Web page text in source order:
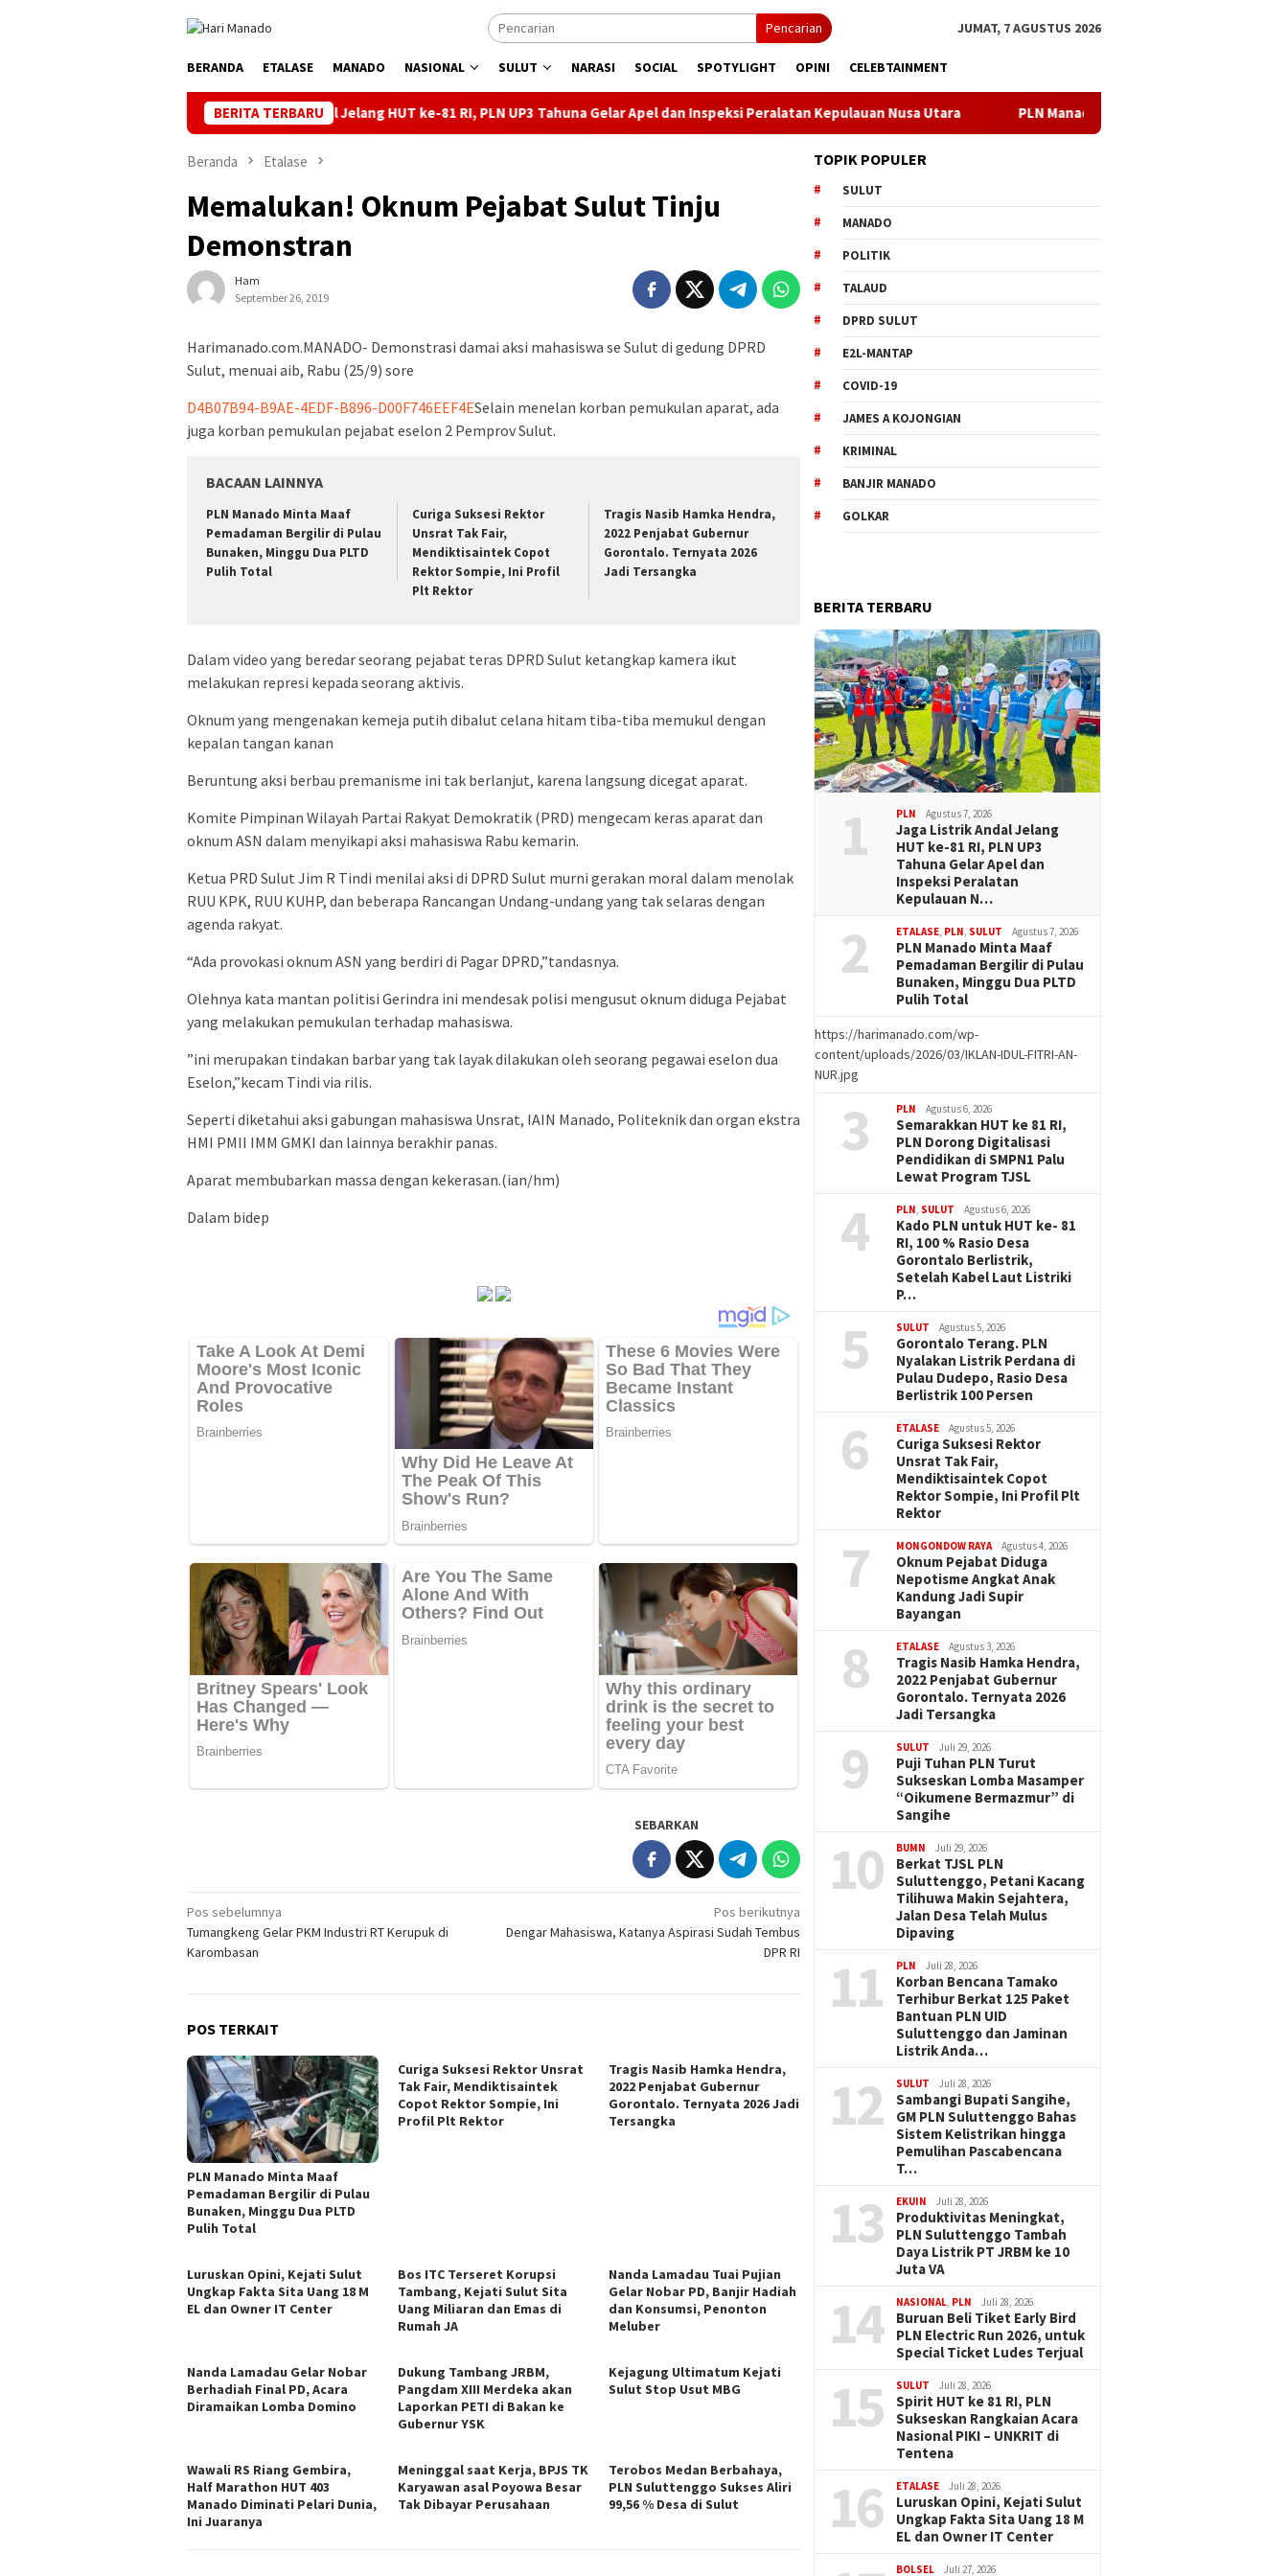
Pencarian JUMAT, 7 AGUSTUS 2026
BERANDA ETALASE MANADO NASIONAL SULUT NARASI SOCIAL SPOTYLIGHT OPINI CELEBTAINMENT
BERITA TERBARU
Jaga Listrik Andal Jelang HUT ke-81 RI, PLN UP3 Tahuna Gelar Apel dan Inspeksi Peralatan Kepulauan Nusa Utara PLN Manado Minta Maaf Pemadaman Bergilir di Pulau
Beranda Etalase
Memalukan! Oknum Pejabat Sulut Tinju
Demonstran
Ham
September 26, 2019
Harimanado.com.MANADO- Demonstrasi damai aksi mahasiswa se Sulut di gedung DPRD
Sulut, menuai aib, Rabu (25/9) sore
D4B07B94-B9AE-4EDF-B896-D00F746EEF4ESelain menelan korban pemukulan aparat, ada
juga korban pemukulan pejabat eselon 2 Pemprov Sulut.
BACAAN LAINNYA
PLN Manado Minta Maaf
Pemadaman Bergilir di Pulau
Bunaken, Minggu Dua PLTD
Pulih Total
Curiga Suksesi Rektor
Unsrat Tak Fair,
Mendiktisaintek Copot
Rektor Sompie, Ini Profil
Plt Rektor
Tragis Nasib Hamka Hendra,
2022 Penjabat Gubernur
Gorontalo. Ternyata 2026
Jadi Tersangka
Dalam video yang beredar seorang pejabat teras DPRD Sulut ketangkap kamera ikut
melakukan represi kepada seorang aktivis.
Oknum yang mengenakan kemeja putih dibalut celana hitam tiba-tiba memukul dengan
kepalan tangan kanan
Beruntung aksi berbau premanisme ini tak berlanjut, karena langsung dicegat aparat.
Komite Pimpinan Wilayah Partai Rakyat Demokratik (PRD) mengecam keras aparat dan
oknum ASN dalam menyikapi aksi mahasiswa Rabu kemarin.
Ketua PRD Sulut Jim R Tindi menilai aksi di DPRD Sulut murni gerakan moral dalam menolak
RUU KPK, RUU KUHP, dan beberapa Rancangan Undang-undang yang tak selaras dengan
agenda rakyat.
“Ada provokasi oknum ASN yang berdiri di Pagar DPRD,”tandasnya.
Olehnya kata mantan politisi Gerindra ini mendesak polisi mengusut oknum diduga Pejabat
yang melakukan pemukulan terhadap mahasiswa.
”ini merupakan tindakan barbar yang tak layak dilakukan oleh seorang pegawai eselon dua
Eselon,”kecam Tindi via rilis.
Seperti diketahui aksi gabungan mahasiswa Unsrat, IAIN Manado, Politeknik dan organ ekstra
HMI PMII IMM GMKI dan lainnya berakhir panas.
Aparat membubarkan massa dengan kekerasan.(ian/hm)
Dalam bidep
SEBARKAN
Navigasi
pos
Pos sebelumnya
Tumangkeng Gelar PKM Industri RT Kerupuk di
Karombasan
Pos berikutnya
Dengar Mahasiswa, Katanya Aspirasi Sudah Tembus
DPR RI
POS TERKAIT
PLN Manado Minta Maaf
Pemadaman Bergilir di Pulau
Bunaken, Minggu Dua PLTD
Pulih Total
Curiga Suksesi Rektor Unsrat
Tak Fair, Mendiktisaintek
Copot Rektor Sompie, Ini
Profil Plt Rektor
Tragis Nasib Hamka Hendra,
2022 Penjabat Gubernur
Gorontalo. Ternyata 2026 Jadi
Tersangka
Luruskan Opini, Kejati Sulut
Ungkap Fakta Sita Uang 18 M
EL dan Owner IT Center
Bos ITC Terseret Korupsi
Tambang, Kejati Sulut Sita
Uang Miliaran dan Emas di
Rumah JA
Nanda Lamadau Tuai Pujian
Gelar Nobar PD, Banjir Hadiah
dan Konsumsi, Penonton
Meluber
Nanda Lamadau Gelar Nobar
Berhadiah Final PD, Acara
Diramaikan Lomba Domino
Dukung Tambang JRBM,
Pangdam XIII Merdeka akan
Laporkan PETI di Bakan ke
Gubernur YSK
Kejagung Ultimatum Kejati
Sulut Stop Usut MBG
Wawali RS Riang Gembira,
Half Marathon HUT 403
Manado Diminati Pelari Dunia,
Ini Juaranya
Meninggal saat Kerja, BPJS TK
Karyawan asal Poyowa Besar
Tak Dibayar Perusahaan
Terobos Medan Berbahaya,
PLN Suluttenggo Sukses Aliri
99,56 % Desa di Sulut
TOPIK POPULER
SULUT
MANADO
POLITIK
TALAUD
DPRD SULUT
E2L-MANTAP
COVID-19
JAMES A KOJONGIAN
KRIMINAL
BANJIR MANADO
GOLKAR
BERITA TERBARU
1 PLN Agustus 7, 2026
Jaga Listrik Andal Jelang
HUT ke-81 RI, PLN UP3
Tahuna Gelar Apel dan
Inspeksi Peralatan
Kepulauan N…
2 ETALASE PLN SULUT Agustus 7, 2026
PLN Manado Minta Maaf
Pemadaman Bergilir di Pulau
Bunaken, Minggu Dua PLTD
Pulih Total
https://harimanado.com/wp-
content/uploads/2026/03/IKLAN-IDUL-FITRI-AN-
NUR.jpg
3 PLN Agustus 6, 2026
Semarakkan HUT ke 81 RI,
PLN Dorong Digitalisasi
Pendidikan di SMPN1 Palu
Lewat Program TJSL
4 PLN SULUT Agustus 6, 2026
Kado PLN untuk HUT ke- 81
RI, 100 % Rasio Desa
Gorontalo Berlistrik,
Setelah Kabel Laut Listriki
P…
5 SULUT Agustus 5, 2026
Gorontalo Terang. PLN
Nyalakan Listrik Perdana di
Pulau Dudepo, Rasio Desa
Berlistrik 100 Persen
6 ETALASE Agustus 5, 2026
Curiga Suksesi Rektor
Unsrat Tak Fair,
Mendiktisaintek Copot
Rektor Sompie, Ini Profil Plt
Rektor
7 MONGONDOW RAYA Agustus 4, 2026
Oknum Pejabat Diduga
Nepotisme Angkat Anak
Kandung Jadi Supir
Bayangan
8 ETALASE Agustus 3, 2026
Tragis Nasib Hamka Hendra,
2022 Penjabat Gubernur
Gorontalo. Ternyata 2026
Jadi Tersangka
9 SULUT Juli 29, 2026
Puji Tuhan PLN Turut
Sukseskan Lomba Masamper
“Oikumene Bermazmur” di
Sangihe
10 BUMN Juli 29, 2026
Berkat TJSL PLN
Suluttenggo, Petani Kacang
Tilihuwa Makin Sejahtera,
Jalan Desa Telah Mulus
Dipaving
11 PLN Juli 28, 2026
Korban Bencana Tamako
Terhibur Berkat 125 Paket
Bantuan PLN UID
Suluttenggo dan Jaminan
Listrik Anda…
12 SULUT Juli 28, 2026
Sambangi Bupati Sangihe,
GM PLN Suluttenggo Bahas
Sistem Kelistrikan hingga
Pemulihan Pascabencana
T…
13 EKUIN Juli 28, 2026
Produktivitas Meningkat,
PLN Suluttenggo Tambah
Daya Listrik PT JRBM ke 10
Juta VA
14 NASIONAL PLN Juli 28, 2026
Buruan Beli Tiket Early Bird
PLN Electric Run 2026, untuk
Special Ticket Ludes Terjual
15 SULUT Juli 28, 2026
Spirit HUT ke 81 RI, PLN
Sukseskan Rangkaian Acara
Nasional PIKI – UNKRIT di
Tentena
16 ETALASE Juli 28, 2026
Luruskan Opini, Kejati Sulut
Ungkap Fakta Sita Uang 18 M
EL dan Owner IT Center
BOLSEL Juli 27, 2026